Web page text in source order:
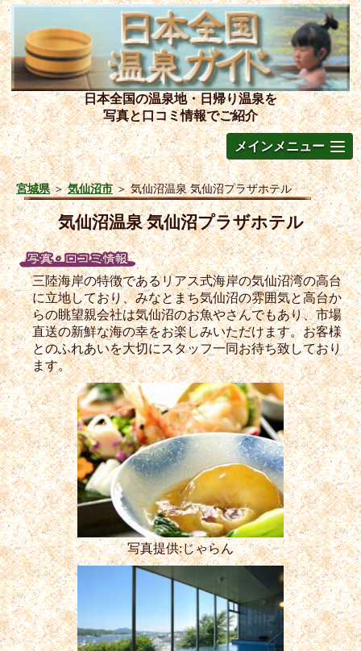
日本全国の温泉地・日帰り温泉を
写真と口コミ情報でご紹介
メインメニュー
宮城県＞気仙沼市＞気仙沼温泉 気仙沼プラザホテル
気仙沼温泉 気仙沼プラザホテル
三陸海岸の特徴であるリアス式海岸の気仙沼湾の高台
に立地しており、みなとまち気仙沼の雰囲気と高台か
らの眺望親会社は気仙沼のお魚やさんでもあり、市場
直送の新鮮な海の幸をお楽しみいただけます。お客様
とのふれあいを大切にスタッフ一同お待ち致しており
ます。
写真提供:じゃらん